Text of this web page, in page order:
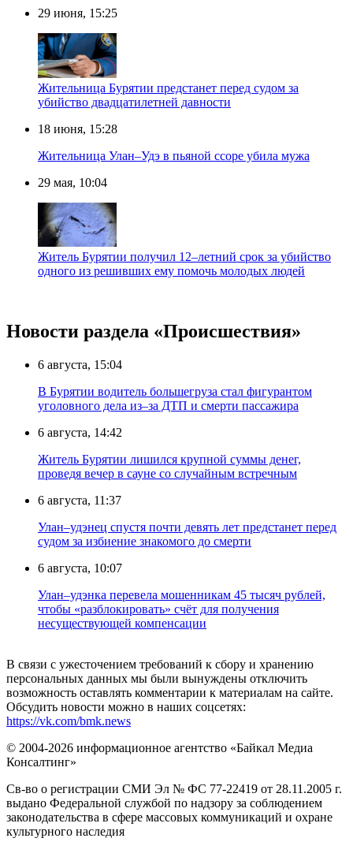
29 июня, 15:25
Жительница Бурятии предстанет перед судом за
убийство двадцатилетней давности
18 июня, 15:28
Жительница Улан–Удэ в пьяной ссоре убила мужа
29 мая, 10:04
Житель Бурятии получил 12–летний срок за убийство
одного из решивших ему помочь молодых людей
Новости раздела «Происшествия»
6 августа, 15:04
В Бурятии водитель большегруза стал фигурантом
уголовного дела из–за ДТП и смерти пассажира
6 августа, 14:42
Житель Бурятии лишился крупной суммы денег,
проведя вечер в сауне со случайным встречным
6 августа, 11:37
Улан–удэнец спустя почти девять лет предстанет перед
судом за избиение знакомого до смерти
6 августа, 10:07
Улан–удэнка перевела мошенникам 45 тысяч рублей,
чтобы «разблокировать» счёт для получения
несуществующей компенсации
В связи с ужесточением требований к сбору и хранению
персональных данных мы были вынуждены отключить
возможность оставлять комментарии к материалам на сайте.
Обсудить новости можно в наших соцсетях:
https://vk.com/bmk.news
© 2004-2026 информационное агентство «Байкал Медиа
Консалтинг»
Св-во о регистрации СМИ Эл № ФС 77-22419 от 28.11.2005 г.
выдано Федеральной службой по надзору за соблюдением
законодательства в сфере массовых коммуникаций и охране
культурного наследия